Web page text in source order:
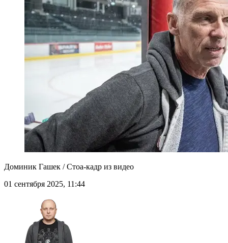
Доминик Гашек / Стоа-кадр из видео
01 сентября 2025, 11:44